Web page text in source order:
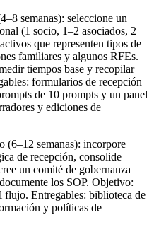
semanas): seleccione un
(1 socio, 1–2 asociados, 2
que representen tipos de
familiares y algunos RFEs.
tiempos base y recopilar
formularios de recepción
de 10 prompts y un panel
y ediciones de
(6–12 semanas): incorpore
de recepción, consolide
un comité de gobernanza
los SOP. Objetivo:
flujo. Entregables: biblioteca de
y políticas de